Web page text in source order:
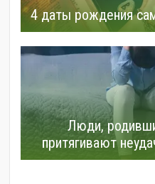
4 даты рождения
Люди,
притягивают